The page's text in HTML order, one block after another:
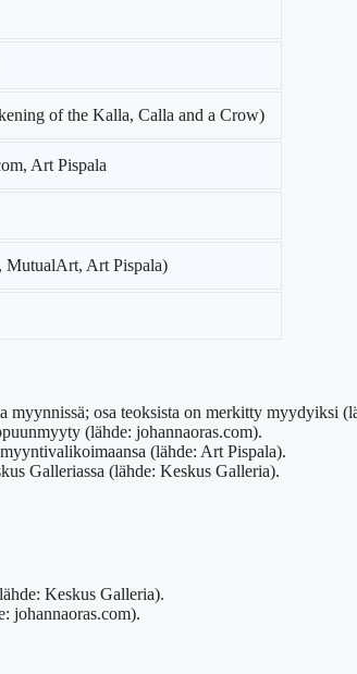
of the Kalla, Calla and a Crow)
Art Pispala
MutualArt, Art Pispala)
myynnissä; osa teoksista on merkitty myydyiksi
(lähde: johannaoras.com).
(lähde: Art Pispala).
Galleriassa (lähde: Keskus Galleria).
Keskus Galleria).
johannaoras.com).